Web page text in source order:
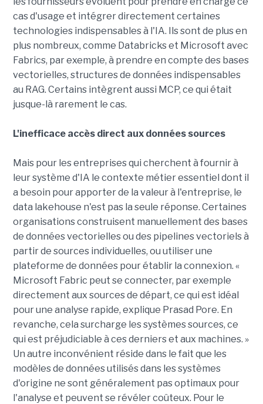
cas d'usage et intégrer directement certaines
technologies indispensables à l'IA. Ils sont de plus en
plus nombreux, comme Databricks et Microsoft avec
Fabrics, par exemple, à prendre en compte des bases
vectorielles, structures de données indispensables
au RAG. Certains intègrent aussi MCP, ce qui était
jusque-là rarement le cas.
L'inefficace accès direct aux données sources
Mais pour les entreprises qui cherchent à fournir à
leur système d'IA le contexte métier essentiel dont il
a besoin pour apporter de la valeur à l'entreprise, le
data lakehouse n'est pas la seule réponse. Certaines
organisations construisent manuellement des bases
de données vectorielles ou des pipelines vectoriels à
partir de sources individuelles, ou utiliser une
plateforme de données pour établir la connexion. «
Microsoft Fabric peut se connecter, par exemple
directement aux sources de départ, ce qui est idéal
pour une analyse rapide, explique Prasad Pore. En
revanche, cela surcharge les systèmes sources, ce
qui est préjudiciable à ces derniers et aux machines. »
Un autre inconvénient réside dans le fait que les
modèles de données utilisés dans les systèmes
d'origine ne sont généralement pas optimaux pour
l'analyse et peuvent se révéler coûteux. Pour le